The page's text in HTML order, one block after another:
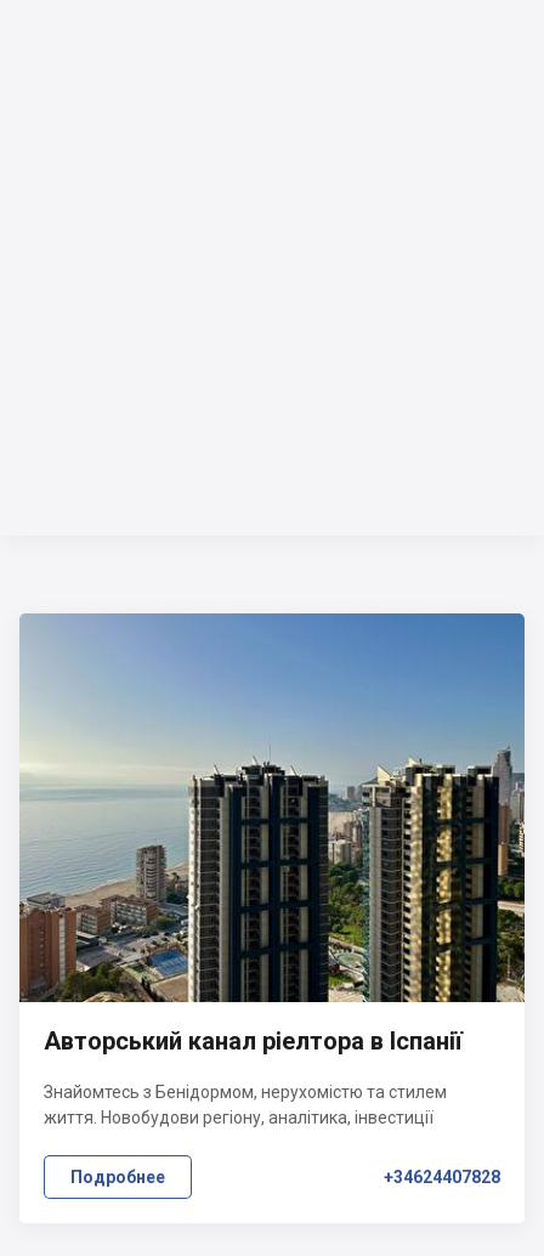
Авторський канал ріелтора в Іспанії
Знайомтесь з Бенідормом, нерухомістю та стилем
життя. Новобудови регіону, аналітика, інвестиції
Подробнее +34624407828